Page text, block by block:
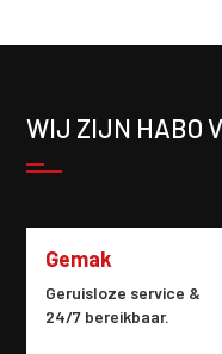
WIJ ZIJN HABO
Gemak
Geruisloze service &
24/7 bereikbaar.